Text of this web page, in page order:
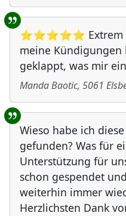
⭐⭐⭐⭐⭐ Extrem
meine
geklappt, was mir
Manda Baotic, 5061
Wieso habe ich
gefunden? Was für
Unterstützung für
schon gespendet
weiterhin immer
Herzlichsten Dank